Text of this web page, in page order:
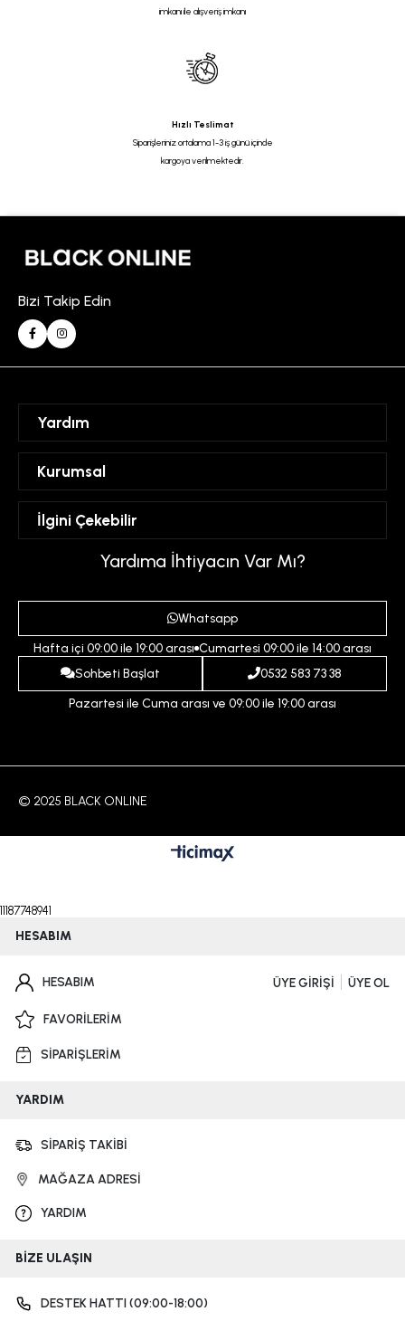
imkanı ile alışveriş imkanı
Hızlı Teslimat
Siparişleriniz ortalama 1-3 iş günü içinde
kargoya verilmektedir.
Bizi Takip Edin
Yardım
Hesabım
Favorilerim
Kurumsal
Mesafeli Satış Sözleşmesi
Üyelik Sözleşmesi
Gizlilik ve Güvenlik Politikası
Ödeme ve Teslimat Koşulları
İptal ve İade Koşulları
İlgini Çekebilir
İndirim
Yardıma İhtiyacın Var Mı?
Whatsapp
Hafta içi 09:00 ile 19:00 arası Cumartesi 09:00 ile 14:00 arası
Sohbeti Başlat
0532 583 73 38
Pazartesi ile Cuma arası ve 09:00 ile 19:00 arası
© 2025 BLACK ONLINE
11187748941
HESABIM
HESABIM ÜYE GİRİŞİ ÜYE OL
FAVORİLERİM
SİPARİŞLERİM
YARDIM
SİPARİŞ TAKİBİ
MAĞAZA ADRESİ
YARDIM
BİZE ULAŞIN
DESTEK HATTI (09:00-18:00)